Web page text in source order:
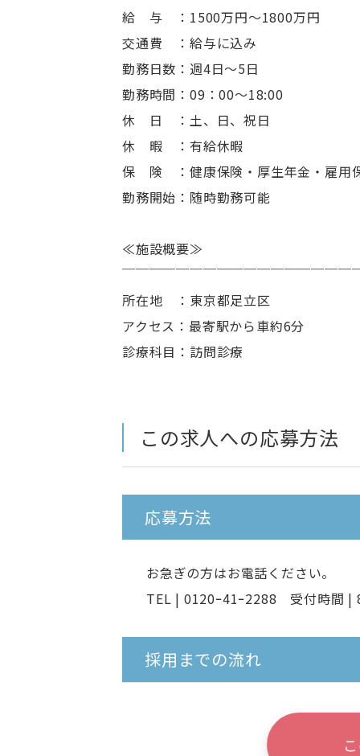
給 与 ：1500万円～1800万円
交通費 ：給与に込み
勤務日数：週4日～5日
勤務時間：09：00～18:00
休 日 ：土、日、祝日
休 暇 ：有給休暇
保 険 ：健康保険・厚生年金・雇用
勤務開始：随時勤務可能
≪施設概要≫
￣￣￣￣￣￣￣￣￣￣￣￣￣￣￣￣￣
所在地 ：東京都足立区
アクセス：最寄駅から車約6分
診療科目：訪問診療
この求人への応募方法
応募方法
お急ぎの方はお電話ください。
TEL | 0120ｰ41ｰ2288 受付時間 |
採用までの流れ